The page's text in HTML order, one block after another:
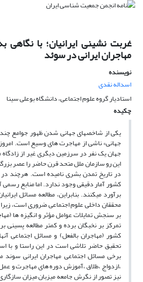
غربت نشینی ایرانیان؛ با نگاهی
مهاجران ایرانی در سوئد
نویسنده
اسداله نقدی
استادیار گروه علوم اجتماعی، دانشگاه بوعلی سینا
چکیده
یکی از شاخصهای جهانی شدن ظهور جوامع
جهان یک نفر در سرزمین دیگری غیر از
این رو سازمان ملل متحد قرن حاضر را عصر
در تاریخ تمدن بشری نامیده است. هرچند در
برآورد میکنند. بنابراین، مطالعه مسائل
محققان داخلی علوم اجتماعی ضروری است،
بر سنجش تمایلات عوامل مؤثر و انگیزه ها
تمرکز بر نخبگان برده و کمتر مطالعه پسینی
کشور (مهاجران بالفعل) و مسائل اجتماعی
تحقیق حاضر تلاشی است در این راستا و با
برخی مسائل اجتماعی مهاجران ایرانی
،ازدواج ،طلاق ،آموزش دوره های مهاجرت و
نیز تصور از نگرش جامعه میزبان میزان